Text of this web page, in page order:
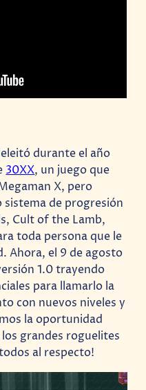
durante el año
30XX, un juego que
X, pero
sistema de progresión
Cult of the Lamb,
toda persona que le
Ahora, el 9 de agosto
1.0 trayendo
para llamarlo la
con nuevos niveles y
la oportunidad
grandes roguelites
al respecto!